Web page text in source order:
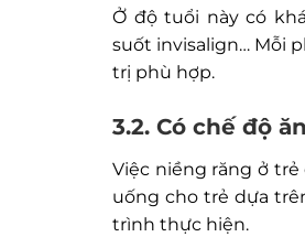
Ở độ tuổi này có
suốt invisalign… Mỗi
trị phù hợp.
3.2. Có chế độ
Việc niềng răng ở
uống cho trẻ dựa
trình thực hiện.